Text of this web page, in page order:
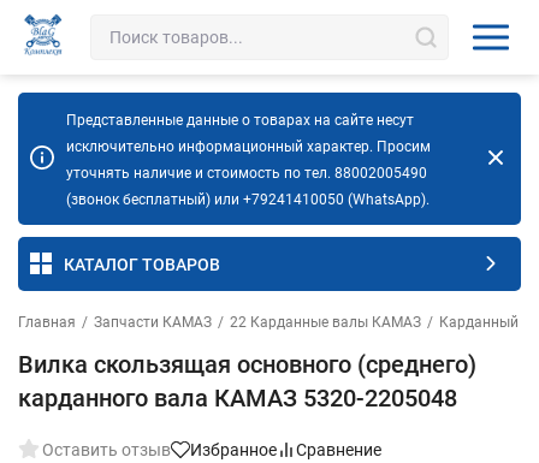
Представленные данные о товарах на сайте несут
исключительно информационный характер. Просим
уточнять наличие и стоимость по тел. 88002005490
(звонок бесплатный) или +79241410050 (WhatsApp).
КАТАЛОГ ТОВАРОВ
Главная / Запчасти КАМАЗ / 22 Карданные валы КАМАЗ / Карданный
Вилка скользящая основного (среднего)
карданного вала КАМАЗ 5320-2205048
Оставить отзыв Избранное Сравнение